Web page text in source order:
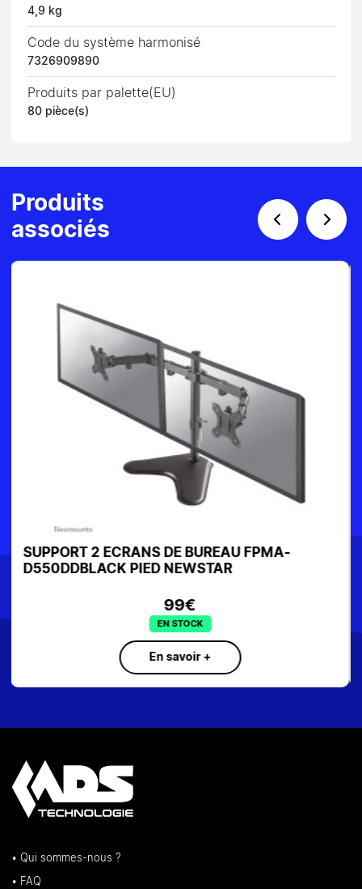
4,9 kg
Code du système harmonisé
7326909890
Produits par palette(EU)
80 pièce(s)
Produits
associés
SUPPORT NEWSTAR MURAL INCLINABLE
24"-55" VESA 200X200 WL35-550BL12
SUR COMMANDE
En savoir +
• Qui sommes-nous ?
• FAQ